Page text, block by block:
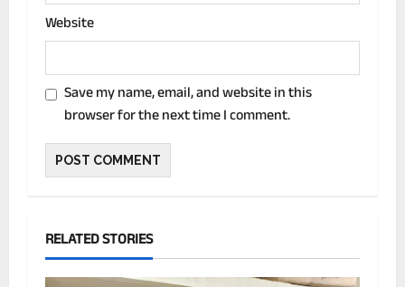
Website
Save my name, email, and website in this
browser for the next time I comment.
RELATED STORIES